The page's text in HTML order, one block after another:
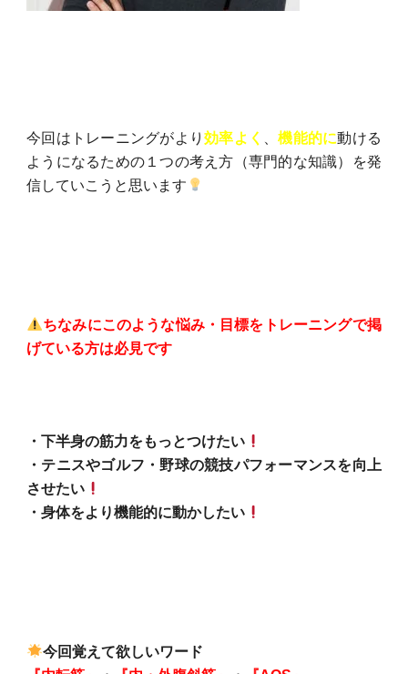
今回はトレーニングがより効率よく 、機能的に動ける
ようになるための１つの考え方（専門的な知識）を発
信していこうと思います
ちなみにこのような悩み・目標をトレーニングで掲
げている方は必見です
・下半身の筋力をもっとつけたい
・テニスやゴルフ・野球の競技パフォーマンスを向上
させたい
・身体をより機能的に動かしたい
今回覚えて欲しいワード